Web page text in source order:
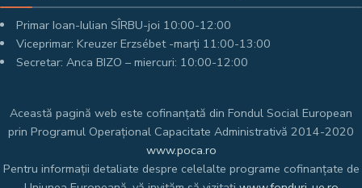
Primar Ioan-Iulian SÎRBU-joi 10:00-12:00
Viceprimar: Kreuzer Erzsébet -marți 11:00-13:00
Secretar: Anca BIZO – miercuri: 10:00-12:00
Această pagină web este cofinanțată din Fondul Social European
prin Programul Operațional Capacitate Administrativă 2014-2020
www.poca.ro
Pentru informații detaliate despre celelalte programe cofinanțate de